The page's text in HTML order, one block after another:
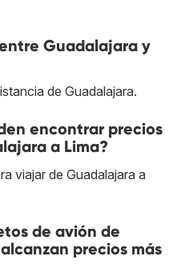
Guadalajara y
de Guadalajara.
encontrar precios
a Lima?
viajar de Guadalajara a
de avión de
precios más